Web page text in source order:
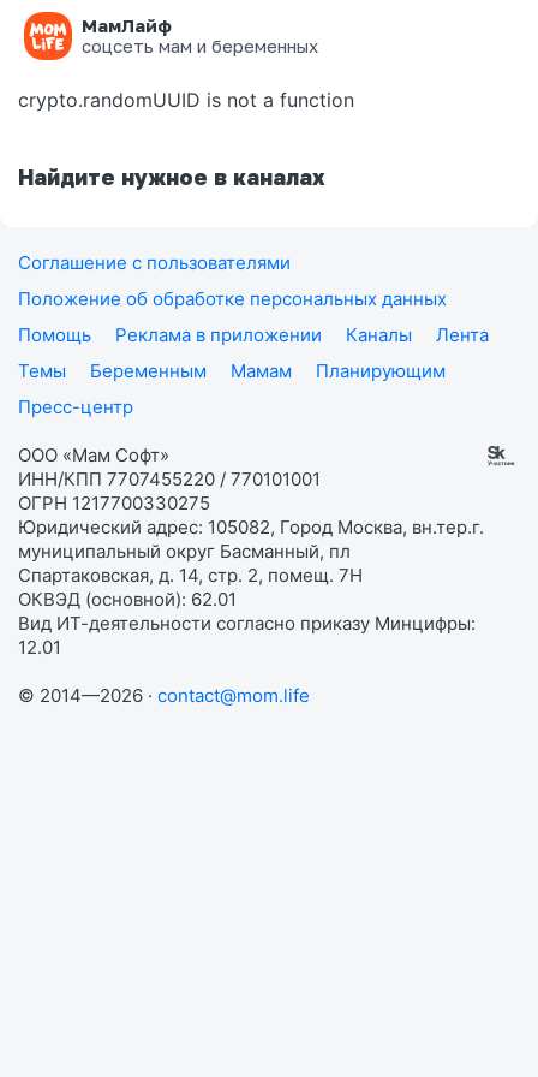
МамЛайф
соцсеть мам и беременных
Ошибка на странице
crypto.randomUUID is not a function
Найдите нужное в каналах
Соглашение с пользователями
Положение об обработке персональных данных
Помощь
Реклама в приложении Каналы
Лента
Темы
Беременным Мамам
Планирующим
Пресс-центр
ООО «Мам Софт»
ИНН/КПП 7707455220 / 770101001
ОГРН 1217700330275
Юридический адрес: 105082, Город Москва, вн.тер.г.
муниципальный округ Басманный, пл
Спартаковская, д. 14, стр. 2, помещ. 7Н
ОКВЭД (основной): 62.01
Вид ИТ-деятельности согласно приказу Минцифры:
12.01
© 2014—2026 · contact@mom.life